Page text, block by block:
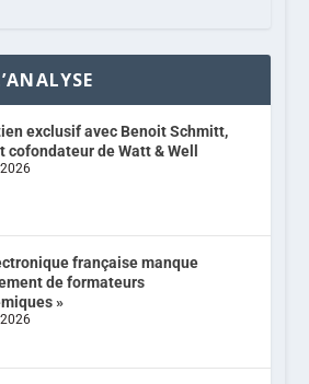
exclusif avec Benoit Schmitt,
cofondateur de Watt & Well
française manque
de formateurs
»